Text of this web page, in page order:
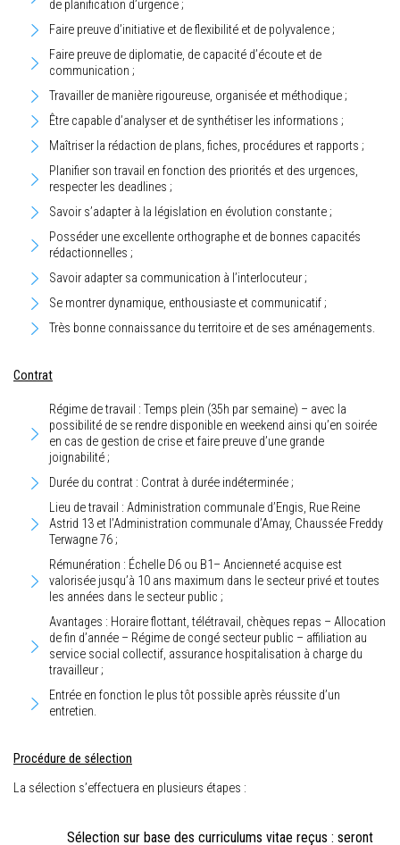
de planification d’urgence ;
Faire preuve d’initiative et de flexibilité et de polyvalence ;
Faire preuve de diplomatie, de capacité d’écoute et de
communication ;
Travailler de manière rigoureuse, organisée et méthodique ;
Être capable d’analyser et de synthétiser les informations ;
Maîtriser la rédaction de plans, fiches, procédures et rapports ;
Planifier son travail en fonction des priorités et des urgences,
respecter les deadlines ;
Savoir s’adapter à la législation en évolution constante ;
Posséder une excellente orthographe et de bonnes capacités
rédactionnelles ;
Savoir adapter sa communication à l’interlocuteur ;
Se montrer dynamique, enthousiaste et communicatif ;
Très bonne connaissance du territoire et de ses aménagements.
Contrat
Régime de travail : Temps plein (35h par semaine) – avec la
possibilité de se rendre disponible en weekend ainsi qu’en soirée
en cas de gestion de crise et faire preuve d’une grande
joignabilité ;
Durée du contrat : Contrat à durée indéterminée ;
Lieu de travail : Administration communale d’Engis, Rue Reine
Astrid 13 et l’Administration communale d’Amay, Chaussée Freddy
Terwagne 76 ;
Rémunération : Échelle D6 ou B1– Ancienneté acquise est
valorisée jusqu’à 10 ans maximum dans le secteur privé et toutes
les années dans le secteur public ;
Avantages : Horaire flottant, télétravail, chèques repas – Allocation
de fin d’année – Régime de congé secteur public – affiliation au
service social collectif, assurance hospitalisation à charge du
travailleur ;
Entrée en fonction le plus tôt possible après réussite d’un
entretien.
Procédure de sélection
La sélection s’effectuera en plusieurs étapes :
Sélection sur base des curriculums vitae reçus : seront